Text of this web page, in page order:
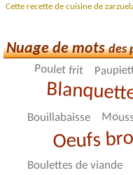
Cette recette de cuisine de
Nuage de motsdes
Poulet frit
Bouillabaisse
Oeufs
Boulettes de viande